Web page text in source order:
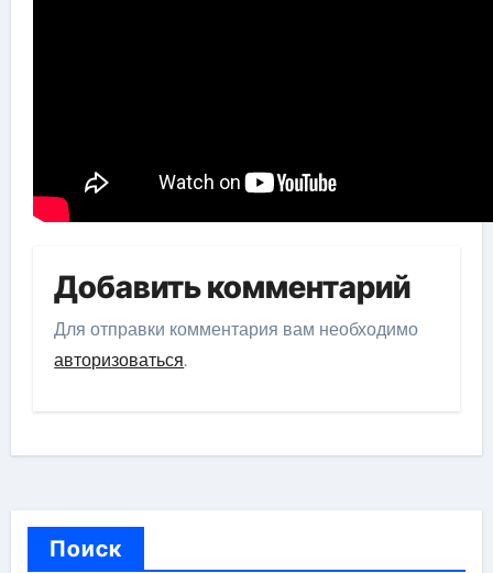
Добавить комментарий
Для отправки комментария вам необходимо
авторизоваться.
Поиск